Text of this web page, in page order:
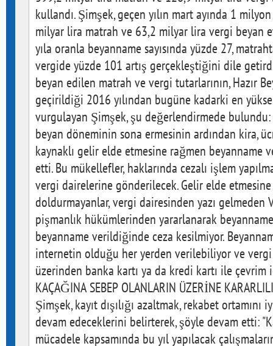
kullandı. Şimşek, geçen yılın mart ayında 1
milyar lira matrah ve 63,2 milyar lira vergi beyan
yıla oranla beyanname sayısında yüzde 27,
vergide yüzde 101 artış gerçekleştiğini dile
beyan edilen matrah ve vergi tutarlarının, Hazır
geçirildiği 2016 yılından bugüne kadarki en
vurgulayan Şimşek, şu değerlendirmede bulundu:
beyan döneminin sona ermesinin ardından kira,
kaynaklı gelir elde etmesine rağmen beyanname
etti. Bu mükellefler, haklarında cezalı işlem
vergi dairelerine gönderilecek. Gelir elde
doldurmayanlar, vergi dairesinden yazı gelmeden
pişmanlık hükümlerinden yararlanarak
beyanname verildiğinde ceza kesilmiyor.
internetin olduğu her yerden verilebiliyor ve
üzerinden banka kartı ya da kredi kartı ile çevrim
KAÇAĞINA SEBEP OLANLARIN ÜZERİNE
Şimşek, kayıt dışılığı azaltmak, rekabet
devam edeceklerini belirterek, şöyle devam etti:
mücadele kapsamında bu yıl yapılacak